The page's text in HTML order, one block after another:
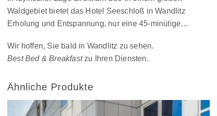
Waldgebiet bietet das Hotel Seeschloß in Wandlitz
Erholung und Entspannung, nur eine 45-minütige…
Wir hoffen, Sie bald in Wandlitz zu sehen.
Best Bed & Breakfastzu Ihren Diensten.
Ähnliche Produkte